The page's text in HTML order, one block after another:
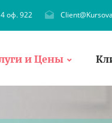
оф. 922
и Цены